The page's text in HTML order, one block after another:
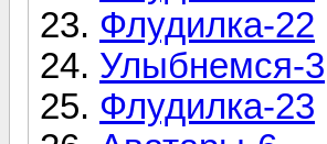
Флудилка-22
Улыбнемся-3
Флудилка-23